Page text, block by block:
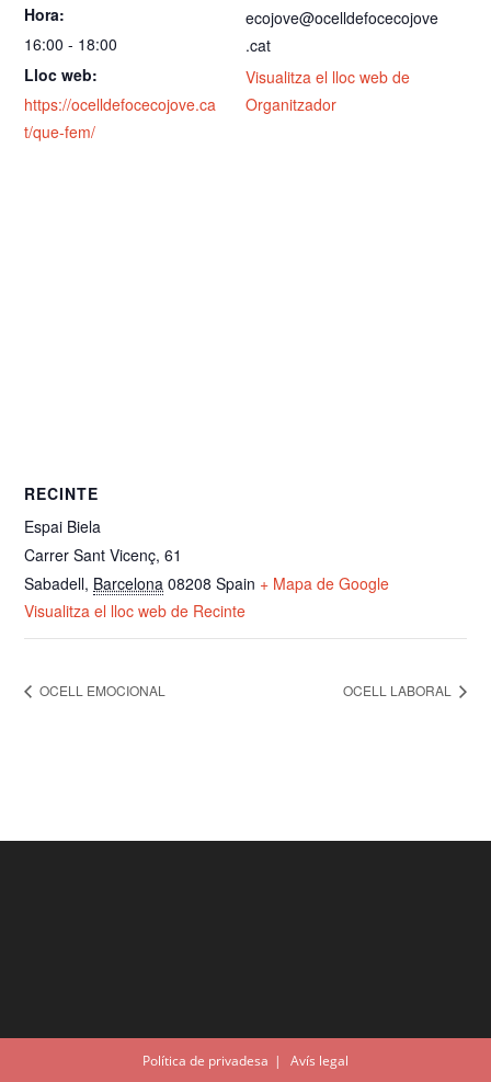
Hora:
16:00 - 18:00
Lloc web:
https://ocelldefocecojove.ca
t/que-fem/
ecojove@ocelldefocecojove
.cat
Visualitza el lloc web de
Organitzador
RECINTE
Espai Biela
Carrer Sant Vicenç, 61
Sabadell, Barcelona 08208 Spain + Mapa de Google
Visualitza el lloc web de Recinte
OCELL EMOCIONAL OCELL LABORAL
Política de privadesa Avís legal